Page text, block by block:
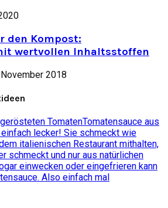
den Kompost:
wertvollen Inhaltsstoffen
2018
TomatenTomatensauce aus
lecker! Sie schmeckt wie
italienischen Restaurant mithalten,
schmeckt und nur aus natürlichen
einwecken oder eingefrieren kann
Also einfach mal